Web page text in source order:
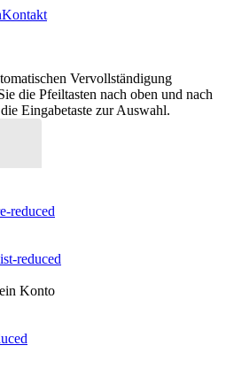
Kontakt
Vervollständigung
die Pfeiltasten nach oben und nach
Eingabetaste zur Auswahl.
Konto